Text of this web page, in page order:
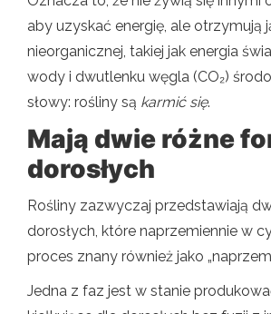
aby uzyskać energię, ale otrzymują
nieorganicznej, takiej jak energia
wody i dwutlenku węgla (CO₂)
słowy: rośliny są karmić się.
Mają dwie różne
dorosłych
Rośliny zazwyczaj przedstawiają
dorosłych, które naprzemiennie w
proces znany również jako
Jedna z faz jest w stanie